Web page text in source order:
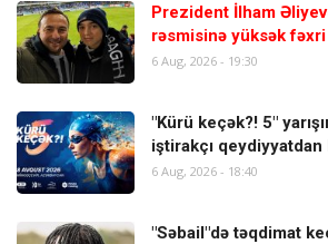
Prezident İlham
rəsmisinə yüksək
6 Aug, 2026 - 19:30
"Kürü keçək?! 5"
iştirakçı qeydiyyatdan
6 Aug, 2026 - 18:40
"Səbail"də təqdimat